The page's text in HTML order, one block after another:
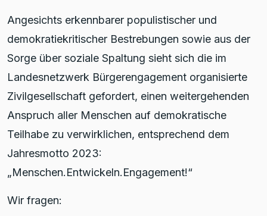
Angesichts erkennbarer populistischer und
demokratiekritischer Bestrebungen sowie aus der
Sorge über soziale Spaltung sieht sich die im
Landesnetzwerk Bürgerengagement organisierte
Zivilgesellschaft gefordert, einen weitergehenden
Anspruch aller Menschen auf demokratische
Teilhabe zu verwirklichen, entsprechend dem
Jahresmotto 2023:
„Menschen.Entwickeln.Engagement!“
Wir fragen: